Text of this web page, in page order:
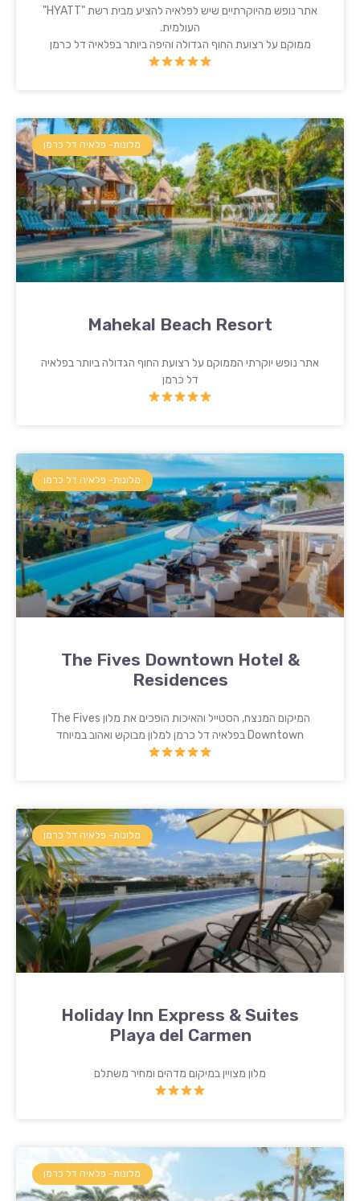
אתר נופש מהיוקרתיים שיש לפלאיה להציע מבית רשת "HYATT"
העולמית.
ממוקם על רצועת החוף הגדולה והיפה ביותר בפלאיה דל כרמן
מלונות- פלאיה דל כרמן
Mahekal Beach Resort
אתר נופש יוקרתי הממוקם על רצועת החוף הגדולה ביותר בפלאיה
דל כרמן
מלונות- פלאיה דל כרמן
The Fives Downtown Hotel &
Residences
המיקום המנצח, הסטייל והאיכות הופכים את מלון The Fives
Downtown בפלאיה דל כרמן למלון מבוקש ואהוב במיוחד
מלונות- פלאיה דל כרמן
Holiday Inn Express & Suites
Playa del Carmen
מלון מצויין במיקום מדהים ומחיר משתלם
מלונות- פלאיה דל כרמן